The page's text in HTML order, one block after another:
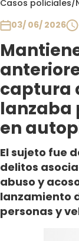
Casos policiales/
03/ 06/ 2026
captura
lanzaba
en
El sujeto fue
delitos
abuso y
lanzamiento
personas y
Club De La
Contigo en
Plan
El Tiempo
Sabingo
Todos